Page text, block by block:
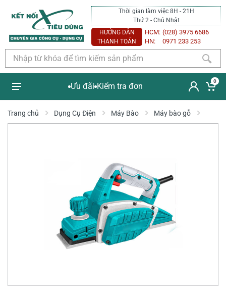
Thời gian làm việc 8H - 21H
Thứ 2 - Chủ Nhật
HƯỚNG DẪN
THANH TOÁN
HCM: (028) 3975 6686
HN:
0971 233 253
Ưu đãi Kiểm tra đơn
0
Trang chủ Dụng Cụ Điện Máy Bào Máy bào gỗ